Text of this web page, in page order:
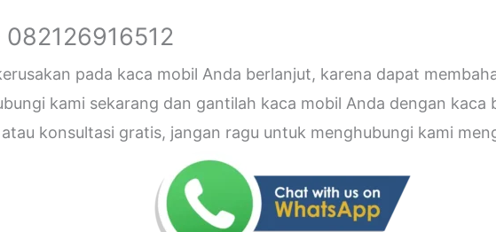
pada kaca mobil Anda berlanjut, karena dapat
kami sekarang dan gantilah kaca mobil Anda dengan
konsultasi gratis, jangan ragu untuk menghubungi kami